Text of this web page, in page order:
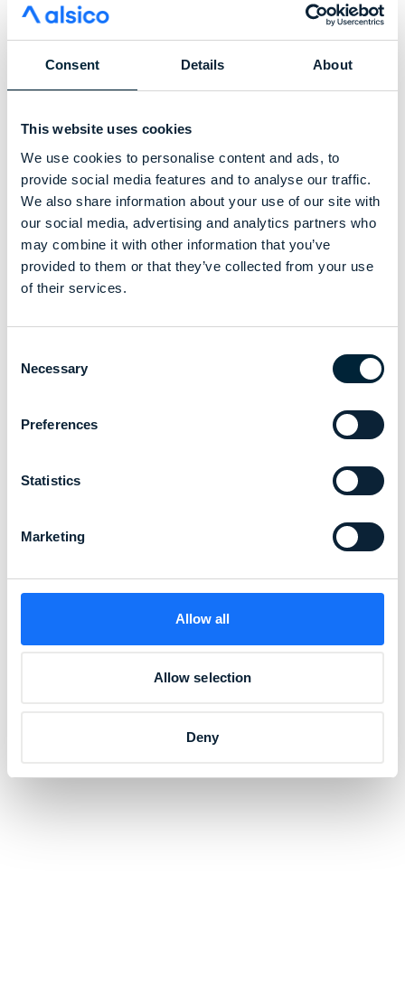
Consent Details About
This website uses cookies
We use cookies to personalise content and ads, to
provide social media features and to analyse our traffic.
We also share information about your use of our site with
our social media, advertising and analytics partners who
may combine it with other information that you’ve
provided to them or that they’ve collected from your use
of their services.
Selection
Necessary
Preferences
Statistics
Marketing
Allow all
Allow selection
Deny